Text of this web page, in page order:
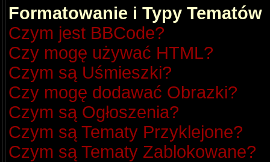
Formatowanie i Typy Tematów
Czym jest BBCode?
Czy mogę używać HTML?
Czym są Uśmieszki?
Czy mogę dodawać Obrazki?
Czym są Ogłoszenia?
Czym są Tematy Przyklejone?
Czym są Tematy Zablokowane?